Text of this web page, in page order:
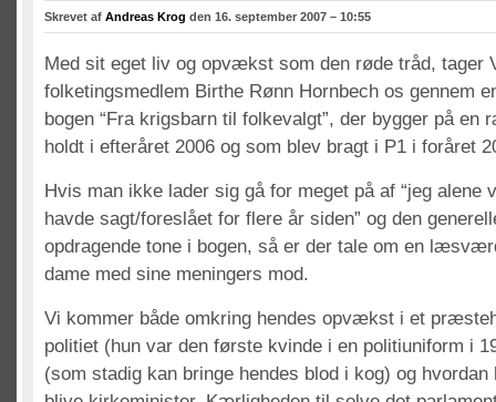
Skrevet af Andreas Krog den 16. september 2007 – 10:55
Med sit eget liv og opvækst som den røde tråd, tager
folketingsmedlem Birthe Rønn Hornbech os gennem
bogen “Fra krigsbarn til folkevalgt”, der bygger på en
holdt i efteråret 2006 og som blev bragt i P1 i foråret
Hvis man ikke lader sig gå for meget på af “jeg alene
havde sagt/foreslået for flere år siden” og den
opdragende tone i bogen, så er der tale om en
dame med sine meningers mod.
Vi kommer både omkring hendes opvækst i et
politiet (hun var den første kvinde i en politiuniform i
(som stadig kan bringe hendes blod i kog) og hvordan